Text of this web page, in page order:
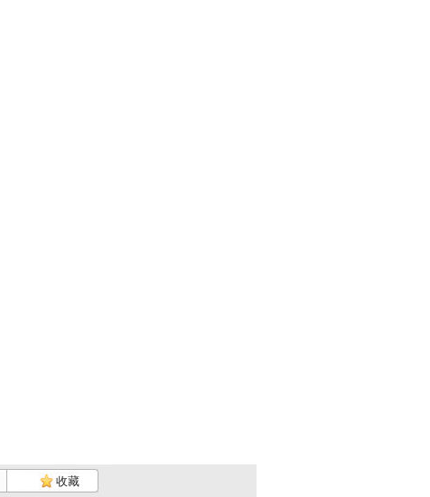
收藏
大仓库 酷...